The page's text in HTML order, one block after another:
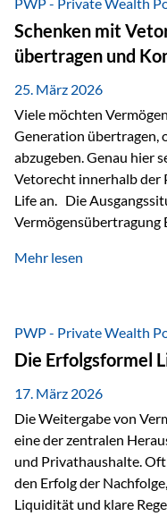
Staatsfinanzierung:
Staatsschulden auf, und
Interessen der
Besonders
liechtensteinischen
Schenken mit
übertragen und
25. März 2026
Viele möchten
Generation übertragen,
abzugeben. Genau hier
Vetorecht innerhalb der
Life an. Die
Vermögensübertragung
der steuerliche
strukturierte, langfristige
Kontrolle vollständig
Abschmelzung mit
Private Wealth Police…
Mehr lesen
PWP - Private Wealth
Die Erfolgsformel
17. März 2026
Die Weitergabe von
eine der zentralen
und Privathaushalte.
den Erfolg der
Liquidität und klare